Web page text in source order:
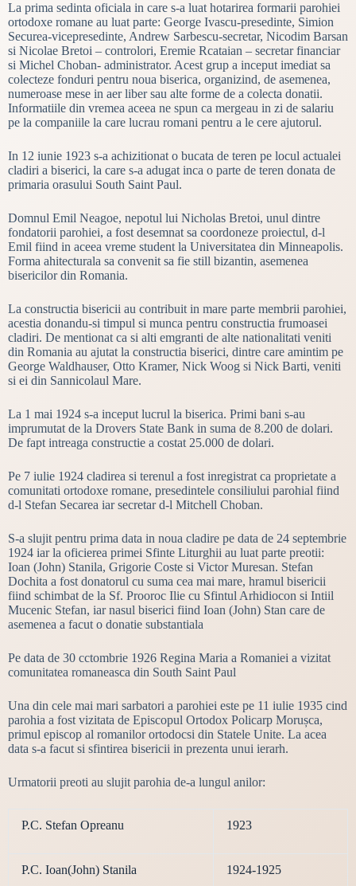
La prima sedinta oficiala in care s-a luat hotarirea formarii parohiei
ortodoxe romane au luat parte: George Ivascu-presedinte, Simion
Securea-vicepresedinte, Andrew Sarbescu-secretar, Nicodim Barsan
si Nicolae Bretoi – controlori, Eremie Rcataian – secretar financiar
si Michel Choban- administrator. Acest grup a inceput imediat sa
colecteze fonduri pentru noua biserica, organizind, de asemenea,
numeroase mese in aer liber sau alte forme de a colecta donatii.
Informatiile din vremea aceea ne spun ca mergeau in zi de salariu
pe la companiile la care lucrau romani pentru a le cere ajutorul.
In 12 iunie 1923 s-a achizitionat o bucata de teren pe locul actualei
cladiri a biserici, la care s-a adugat inca o parte de teren donata de
primaria orasului South Saint Paul.
Domnul Emil Neagoe, nepotul lui Nicholas Bretoi, unul dintre
fondatorii parohiei, a fost desemnat sa coordoneze proiectul, d-l
Emil fiind in aceea vreme student la Universitatea din Minneapolis.
Forma ahitecturala sa convenit sa fie still bizantin, asemenea
bisericilor din Romania.
La constructia bisericii au contribuit in mare parte membrii parohiei,
acestia donandu-si timpul si munca pentru constructia frumoasei
cladiri. De mentionat ca si alti emgranti de alte nationalitati veniti
din Romania au ajutat la constructia biserici, dintre care amintim pe
George Waldhauser, Otto Kramer, Nick Woog si Nick Barti, veniti
si ei din Sannicolaul Mare.
La 1 mai 1924 s-a inceput lucrul la biserica. Primi bani s-au
imprumutat de la Drovers State Bank in suma de 8.200 de dolari.
De fapt intreaga constructie a costat 25.000 de dolari.
Pe 7 iulie 1924 cladirea si terenul a fost inregistrat ca proprietate a
comunitati ortodoxe romane, presedintele consiliului parohial fiind
d-l Stefan Secarea iar secretar d-l Mitchell Choban.
S-a slujit pentru prima data in noua cladire pe data de 24 septembrie
1924 iar la oficierea primei Sfinte Liturghii au luat parte preotii:
Ioan (John) Stanila, Grigorie Coste si Victor Muresan. Stefan
Dochita a fost donatorul cu suma cea mai mare, hramul bisericii
fiind schimbat de la Sf. Prooroc Ilie cu Sfintul Arhidiocon si Intiil
Mucenic Stefan, iar nasul biserici fiind Ioan (John) Stan care de
asemenea a facut o donatie substantiala
Pe data de 30 cctombrie 1926 Regina Maria a Romaniei a vizitat
comunitatea romaneasca din South Saint Paul
Una din cele mai mari sarbatori a parohiei este pe 11 iulie 1935 cind
parohia a fost vizitata de Episcopul Ortodox Policarp Morușca,
primul episcop al romanilor ortodocsi din Statele Unite. La acea
data s-a facut si sfintirea bisericii in prezenta unui ierarh.
Urmatorii preoti au slujit parohia de-a lungul anilor:
P.C. Stefan Opreanu 1923
P.C. Ioan(John) Stanila 1924-1925